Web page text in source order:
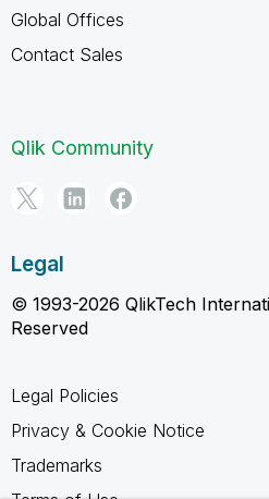
Global Offices
Contact Sales
Qlik Community
Legal
© 1993-2026 QlikTech
Reserved
Legal Policies
Privacy & Cookie Notice
Trademarks